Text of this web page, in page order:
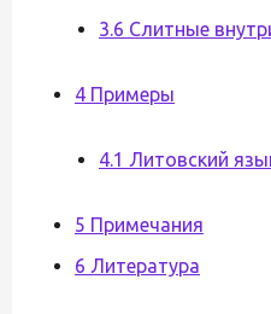
3.6 Слитные
4 Примеры
4.1 Литовский
5 Примечания
6 Литература